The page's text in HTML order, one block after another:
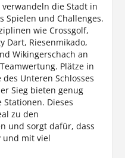
verwandeln die Stadt in
Spielen und Challenges.
wie Crossgolf,
Dart, Riesenmikado,
Wikingerschach an
Plätze in
Unteren Schlosses
Sieg bieten genug
Dieses
zu den
und sorgt dafür, dass
und mit viel